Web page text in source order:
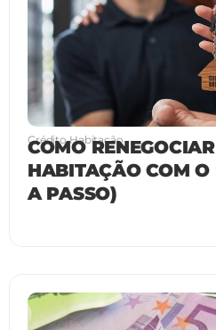
Crédito Habitação
COMO
HABITAÇÃO COM O
A PASSO)